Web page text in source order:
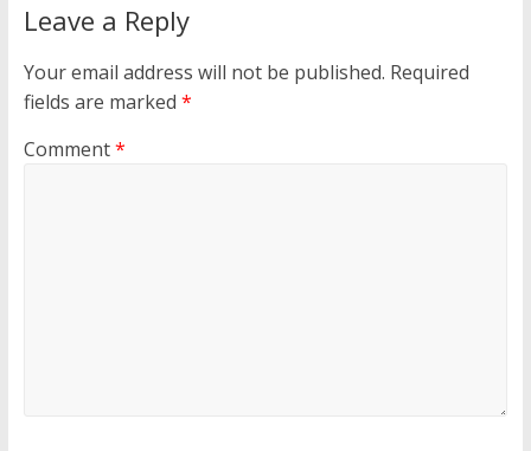
Leave a Reply
Your email address will not be published. Required
fields are marked *
Comment*